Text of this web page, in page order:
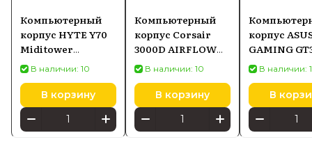
Компьютерный
корпус HYTE Y70
Miditower
Black/White (CS-
HYTE-Y70-BW)
В наличии: 10
В корзину
Компьютерный
корпус Corsair
3000D AIRFLOW
TGВ наличии: 10
В корзину
корпус
GAMING
В наличии:
В